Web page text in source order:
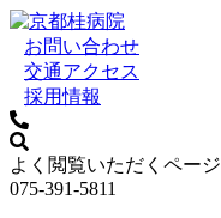
お問い合わせ
交通アクセス
採用情報
よく閲覧いただくページ
075-391-5811